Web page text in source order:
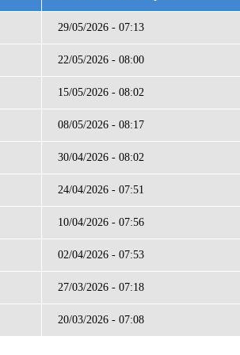
29/05/2026 - 07:13
22/05/2026 - 08:00
15/05/2026 - 08:02
08/05/2026 - 08:17
30/04/2026 - 08:02
24/04/2026 - 07:51
10/04/2026 - 07:56
02/04/2026 - 07:53
27/03/2026 - 07:18
20/03/2026 - 07:08